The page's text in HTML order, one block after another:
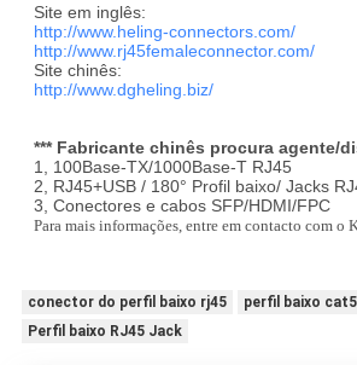
Site em inglês:
http://www.heling-connectors.com/
http://www.rj45femaleconnector.com/
Site chinês:
http://www.dgheling.biz/
*** Fabricante chinês procura agente/
1, 100Base-TX/1000Base-T RJ45
2, RJ45+USB / 180° Profil baixo/ Jacks
3, Conectores e cabos SFP/HDMI/FPC
Para mais informações, entre em contacto com o
conector do perfil baixo rj45
perfil baixo cat5
Perfil baixo RJ45 Jack